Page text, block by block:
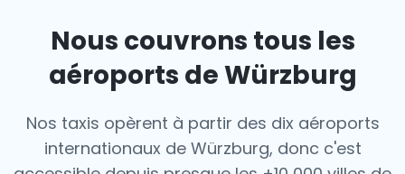
Nous couvrons tous les
aéroports de Würzburg
Nos taxis opèrent à partir des dix aéroports
internationaux de Würzburg, donc c'est